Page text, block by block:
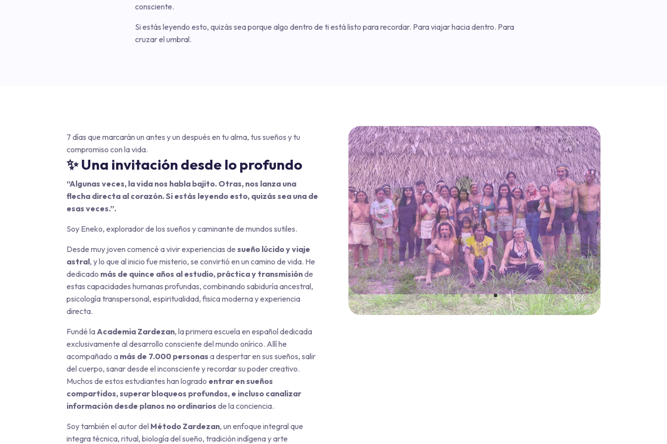
consciente.
Si estás leyendo esto, quizás sea porque algo dentro de ti está listo para recordar. Para viajar hacia dentro. Para
cruzar el umbral.
7 días que marcarán un antes y un después en tu alma, tus sueños y tu
compromiso con la vida.
✨ Una invitación desde lo profundo
“Algunas veces, la vida nos habla bajito. Otras, nos lanza una
flecha directa al corazón. Si estás leyendo esto, quizás sea una de
esas veces.”.
Soy Eneko, explorador de los sueños y caminante de mundos sutiles.
Desde muy joven comencé a vivir experiencias desueño lúcido y viaje
astral, y lo que al inicio fue misterio, se convirtió en un camino de vida. He
dedicado más de quince años al estudio, práctica y transmisiónde
estas capacidades humanas profundas, combinando sabiduría ancestral,
psicología transpersonal, espiritualidad, fisica moderna y experiencia
directa.
Fundé la Academia Zardezan, la primera escuela en español dedicada
exclusivamente al desarrollo consciente del mundo onírico. Allí he
acompañado a más de 7.000 personas a despertar en sus sueños, salir
del cuerpo, sanar desde el inconsciente y recordar su poder creativo.
Muchos de estos estudiantes han logrado entrar en sueños
compartidos, superar bloqueos profundos, e incluso canalizar
información desde planos no ordinarios de la conciencia.
Soy también el autor del Método Zardezan, un enfoque integral que
integra técnica, ritual, biología del sueño, tradición indígena y arte